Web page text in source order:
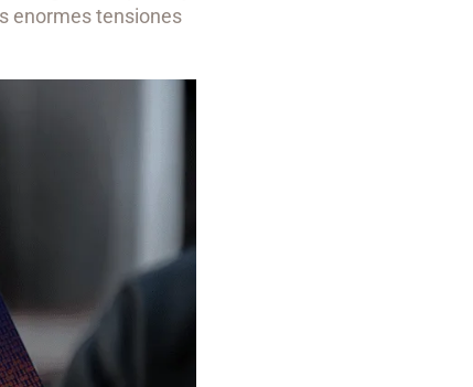
enormes tensiones